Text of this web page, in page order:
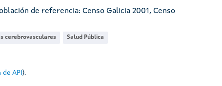
de referencia: Censo Galicia 2001, Censo
cerebrovasculares Salud Pública
API ).